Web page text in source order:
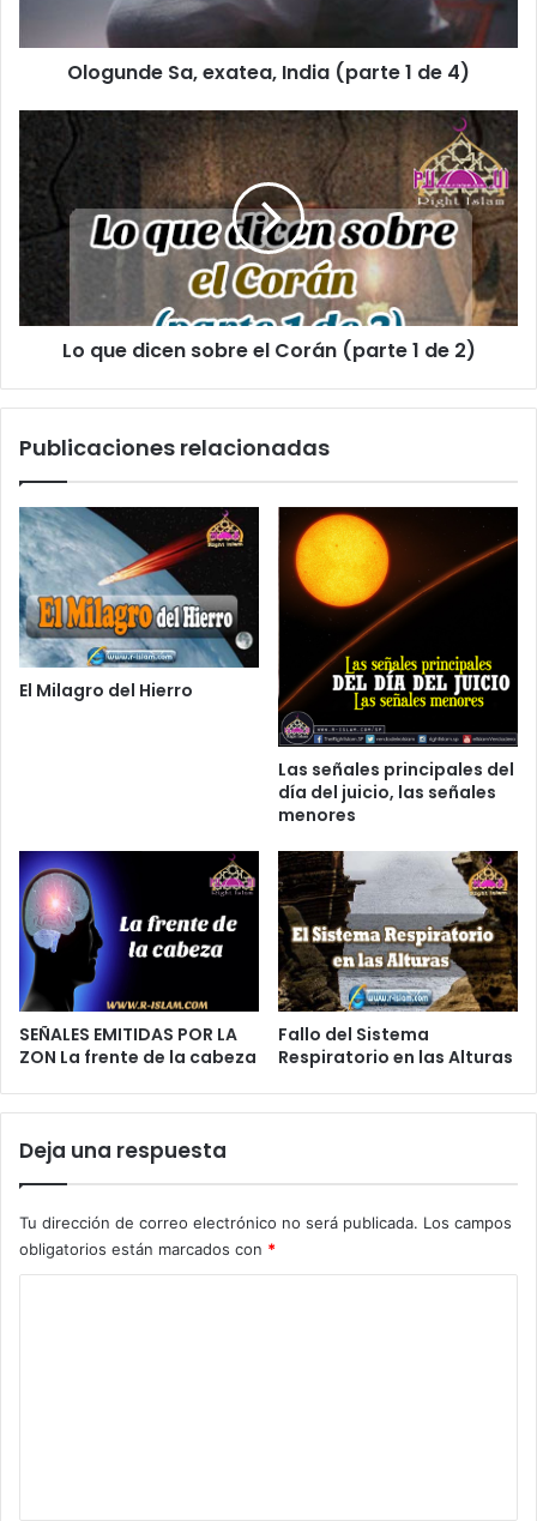
e
i
o
Ologunde Sa, exatea, India (parte 1 de 4)
Lo que dicen sobre el Corán (parte 1 de 2)
Publicaciones relacionadas
El Milagro del Hierro
Las señales principales del
día del juicio, las señales
menores
SEÑALES EMITIDAS POR LA
ZON La frente de la cabeza
Fallo del Sistema
Respiratorio en las Alturas
Deja una respuesta
Tu dirección de correo electrónico no será publicada. Los campos
obligatorios están marcados con *